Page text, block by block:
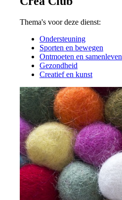
Thema's voor deze dienst:
Ondersteuning
Sporten en bewegen
Ontmoeten en samenleven
Gezondheid
Creatief en kunst